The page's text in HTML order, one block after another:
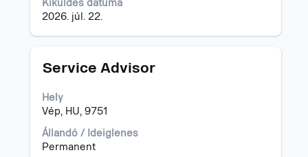
Kiküldés dátuma
2026. júl. 22.
tartalmának
megtekintéséhez.
Cím
Service Advisor
Hely
Vép, HU, 9751
Állandó / Ideiglenes
Permanent
Jelölje
a
szóköz
billentyűvel
az
állásinformáció